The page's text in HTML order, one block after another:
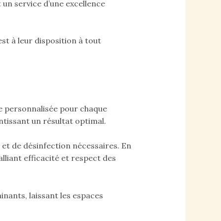
service d’une excellence
à leur disposition à tout
personnalisée pour chaque
un résultat optimal.
de désinfection nécessaires. En
efficacité et respect des
laissant les espaces